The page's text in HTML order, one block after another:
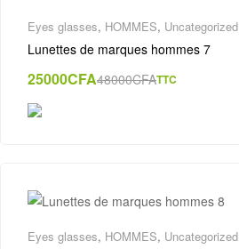
Eyes glasses, HOMMES, Uncategorized
Lunettes de marques hommes 7
48000CFA
25000CFA TTC
Eyes glasses, HOMMES, Uncategorized